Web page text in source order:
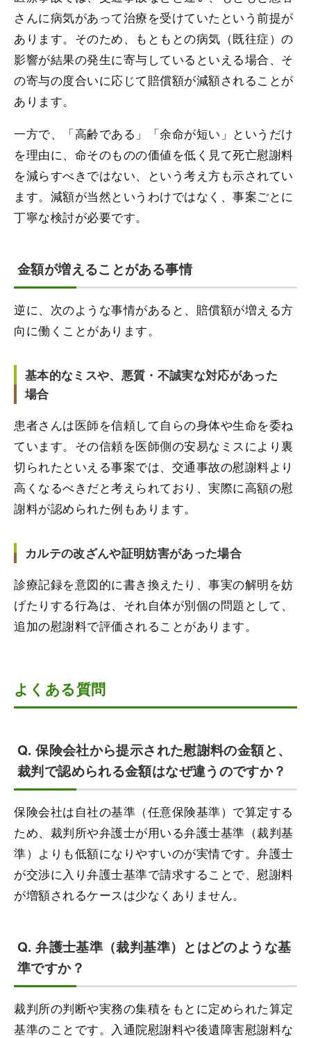
さんに病気があって治療を受けていたという前提が
あります。そのため、もともとの病気（既往症）の
影響が結果の発生に寄与しているといえる場合、そ
の寄与の度合いに応じて賠償額が減額されることが
あります。
一方で、「高齢である」「余命が短い」というだけ
を理由に、命そのものの価値を低く見て死亡慰謝料
を減らすべきではない、という考え方も示されてい
ます。減額が当然というわけではなく、事案ごとに
丁寧な検討が必要です。
金額が増えることがある事情
逆に、次のような事情があると、賠償額が増える方
向に働くことがあります。
基本的なミスや、悪質・不誠実な対応があった
場合
患者さんは医師を信頼して自らの身体や生命を委ね
ています。その信頼を医師側の安易なミスにより裏
切られたといえる事案では、交通事故の慰謝料より
高くなるべきだと考えられており、実際に高額の慰
謝料が認められた例もあります。
カルテの改ざんや証明妨害があった場合
診療記録を意図的に書き換えたり、事実の解明を妨
げたりする行為は、それ自体が別個の問題として、
追加の慰謝料で評価されることがあります。
よくある質問
Q. 保険会社から提示された慰謝料の金額と、
裁判で認められる金額はなぜ違うのですか？
保険会社は自社の基準（任意保険基準）で算定する
ため、裁判所や弁護士が用いる弁護士基準（裁判基
準）よりも低額になりやすいのが実情です。弁護士
が交渉に入り弁護士基準で請求することで、慰謝料
が増額されるケースは少なくありません。
Q. 弁護士基準（裁判基準）とはどのような基
準ですか？
裁判所の判断や実務の集積をもとに定められた算定
基準のことです。入通院慰謝料や後遺障害慰謝料な